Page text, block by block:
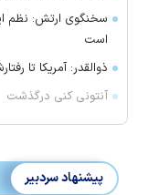
سخنگوی ارتش: نظم
است
ذوالقدر: آمریکا تا
آنتونی کنی درگذشت
پیشنهاد سردبیر